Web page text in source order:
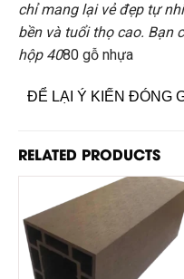
chỉ mang lại vẻ đẹp tự
bền và tuổi thọ cao. Bạn
hộp 4080 gỗ nhựa
ĐỂ LẠI Ý KIẾN ĐÓNG
RELATED PRODUCTS